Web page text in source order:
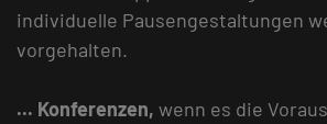
individuelle Pausengestaltungen
vorgehalten.
... Konferenzen, wenn es die